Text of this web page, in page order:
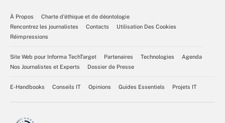
À Propos
Charte d’éthique et de déontologie
Rencontrez les journalistes
Contacts
Utilisation Des Cookies
Réimpressions
Site Web pour Informa TechTarget Partenaires Technologies
Agenda
Nos Journalistes et Experts
Dossier de Presse
E-Handbooks Conseils IT Opinions Guides Essentiels Projets IT